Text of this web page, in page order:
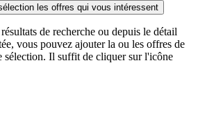
les offres qui vous intéressent
de recherche ou depuis le détail
vous pouvez ajouter la ou les offres de
sélection. Il suffit de cliquer sur l'icône